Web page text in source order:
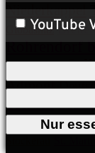
Niederkappel
Globasnitz
Rohrendorf
Traismauer
Admont
Oberweis Bad
Eggelsberg
YouTube
Nur